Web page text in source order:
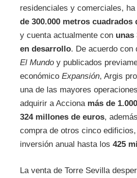
residenciales y comerciales,
de 300.000 metros
y cuenta actualmente con unas
en desarrollo. De acuerdo con
El Mundoy publicados
económico Expansión, Argis
una de las mayores
adquirir a Acciona más de
324 millones de euros,
compra de otros cinco
inversión anual hasta los 425
La venta de Torre Sevilla